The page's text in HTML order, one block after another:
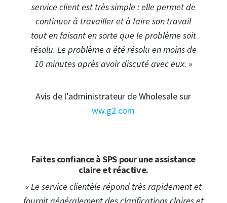
service client est très simple : elle permet de
continuer à travailler et à faire son travail
tout en faisant en sorte que le problème soit
résolu. Le problème a été résolu en moins de
10 minutes après avoir discuté avec eux. »
Avis de l’administrateur de Wholesale sur
ww.g2.com
Faites confiance à SPS pour une assistance
claire et réactive.
« Le service clientèle répond très rapidement et